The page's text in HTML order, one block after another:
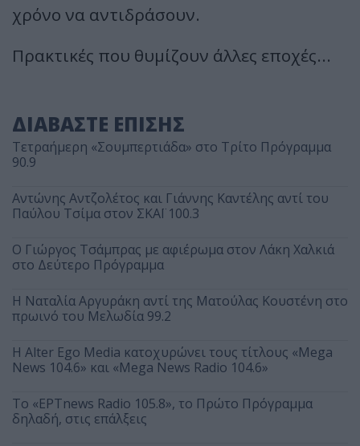
χρόνο να αντιδράσουν.
Πρακτικές που θυμίζουν άλλες εποχές...
ΔΙΑΒΑΣΤΕ ΕΠΙΣΗΣ
Τετραήμερη «Σουμπερτιάδα» στο Τρίτο Πρόγραμμα
90.9
Αντώνης Αντζολέτος και Γιάννης Καντέλης αντί του
Παύλου Τσίμα στον ΣΚΑΪ 100.3
O Γιώργος Τσάμπρας με αφιέρωμα στον Λάκη Χαλκιά
στο Δεύτερο Πρόγραμμα
Η Ναταλία Αργυράκη αντί της Ματούλας Κουστένη στο
πρωινό του Μελωδία 99.2
Η Alter Ego Media κατοχυρώνει τους τίτλους «Mega
News 104.6» και «Mega News Radio 104.6»
Το «ΕΡΤnews Radio 105.8», το Πρώτο Πρόγραμμα
δηλαδή, στις επάλξεις